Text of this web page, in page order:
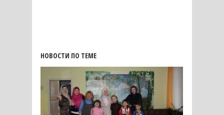
НОВОСТИ ПО ТЕМЕ